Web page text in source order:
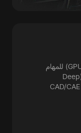
محطات عمل رسومية (GPU Workstations) للمهام
كثيفة الموارد: تدريب الشبكات العصبية (Deep